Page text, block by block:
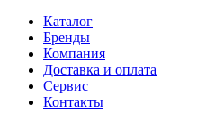
Каталог
Бренды
Компания
Доставка и оплата
Сервис
Контакты